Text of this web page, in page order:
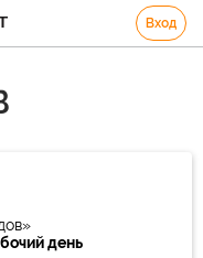
Вход
день